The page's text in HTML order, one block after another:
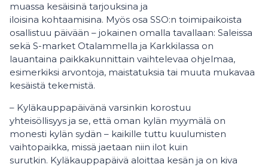
muassa kesäisinä tarjouksina ja
iloisina kohtaamisina. Myös osa SSO:n toimipaikoista
osallistuu päivään – jokainen omalla tavallaan: Saleissa
sekä S-market Otalammella ja Karkkilassa on
lauantaina paikkakunnittain vaihtelevaa ohjelmaa,
esimerkiksi arvontoja, maistatuksia tai muuta mukavaa
kesäistä tekemistä.
– Kyläkauppapäivänä varsinkin korostuu
yhteisöllisyys ja se, että oman kylän myymälä on
monesti kylän sydän – kaikille tuttu kuulumisten
vaihtopaikka, missä jaetaan niin ilot kuin
surutkin. Kyläkauppapäivä aloittaa kesän ja on kiva